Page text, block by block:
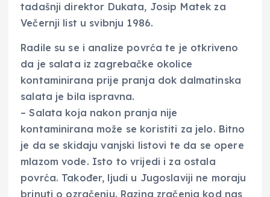
tadašnji direktor Dukata, Josip Matek za
Večernji list u svibnju 1986.
Radile su se i analize povrća te je otkriveno
da je salata iz zagrebačke okolice
kontaminirana prije pranja dok dalmatinska
salata je bila ispravna.
– Salata koja nakon pranja nije
kontaminirana može se koristiti za jelo. Bitno
je da se skidaju vanjski listovi te da se opere
mlazom vode. Isto to vrijedi i za ostala
povrća. Također, ljudi u Jugoslaviji ne moraju
brinuti o ozračenju. Razina zračenja kod nas